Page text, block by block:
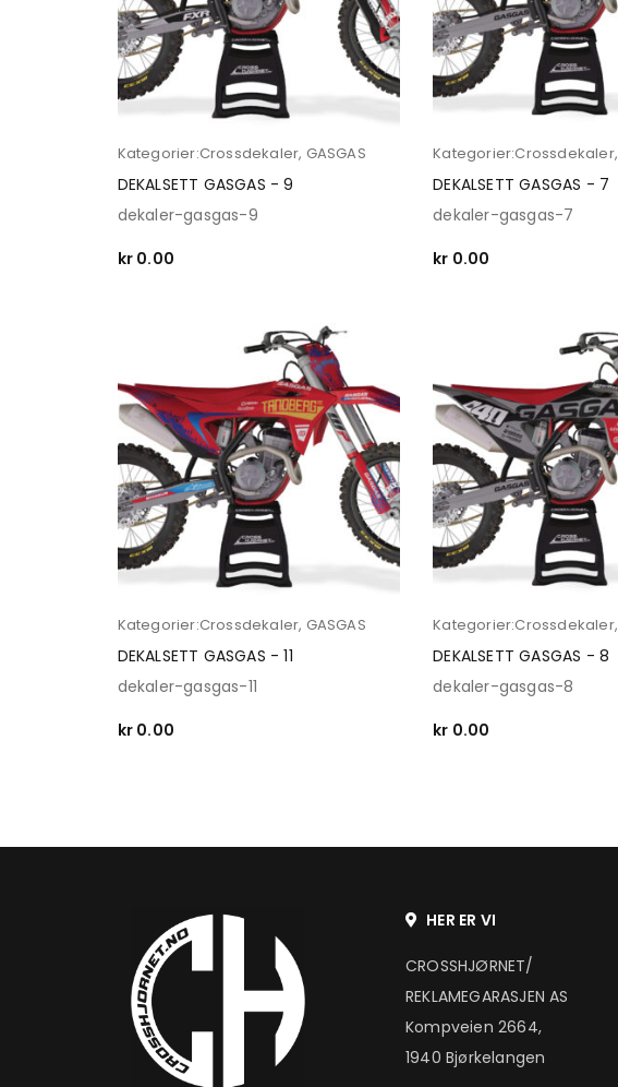
Kategorier:Crossdekaler, GASGAS
DEKALSETT GASGAS - 9
dekaler-gasgas-9
kr0.00
Kategorier:Crossdekaler,
DEKALSETT GASGAS - 7
dekaler-gasgas-7
kr 0.00
Kategorier:Crossdekaler, GASGAS
DEKALSETT GASGAS - 11
dekaler-gasgas-11
kr0.00
Kategorier:Crossdekaler,
DEKALSETT GASGAS - 8
dekaler-gasgas-8
kr 0.00
HER ER VI
CROSSHJØRNET/
REKLAMEGARASJEN AS
Kompveien 2664,
1940 Bjørkelangen